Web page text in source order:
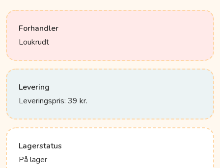
Forhandler
Loukrudt
Levering
Leveringspris: 39 kr.
Lagerstatus
På lager